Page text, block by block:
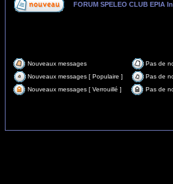
FORUM SPELEO CLUB EPIA
Nouveaux messages
Pas de
Nouveaux messages [ Populaire ]
Pas de
Nouveaux messages [ Verrouillé ]
Pas de